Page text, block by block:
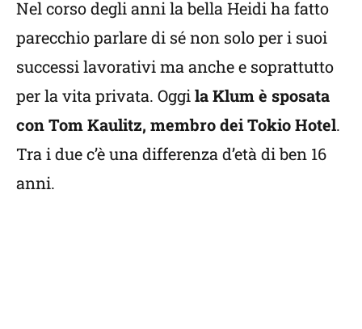
Nel corso degli anni la bella Heidi ha fatto
parecchio parlare di sé non solo per i suoi
successi lavorativi ma anche e soprattutto
per la vita privata. Oggila Klum è sposata
con Tom Kaulitz, membro dei Tokio Hotel.
Tra i due c’è una differenza d’età di ben 16
anni.